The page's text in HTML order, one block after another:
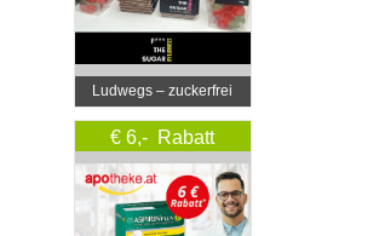
Ludwegs – zuckerfrei
leben
€ 6,- Rabatt